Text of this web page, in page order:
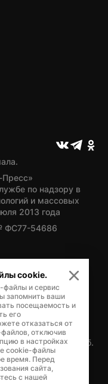
Пресс»
по надзору в
и массовых
2013 года
ФС77-54686
политики Ямало-
Кнунянца, д.1, каб.
cookie.
и сервис
запомнить ваши
посещаемость и
его
отказаться от
отключив
в настройках
cookie-файлы
время. Перед
сайта,
с нашей